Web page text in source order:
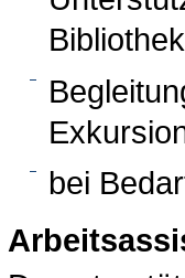
Bibliothek
bei